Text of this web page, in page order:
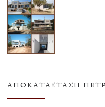
ΑΠΟΚΑΤΆΣΤΑΣΗ